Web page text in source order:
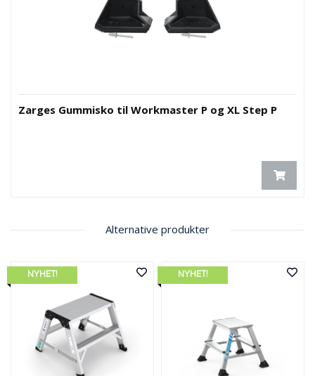
Zarges Gummisko til Workmaster P og XL Step P
Alternative produkter
NYHET! NYHET!